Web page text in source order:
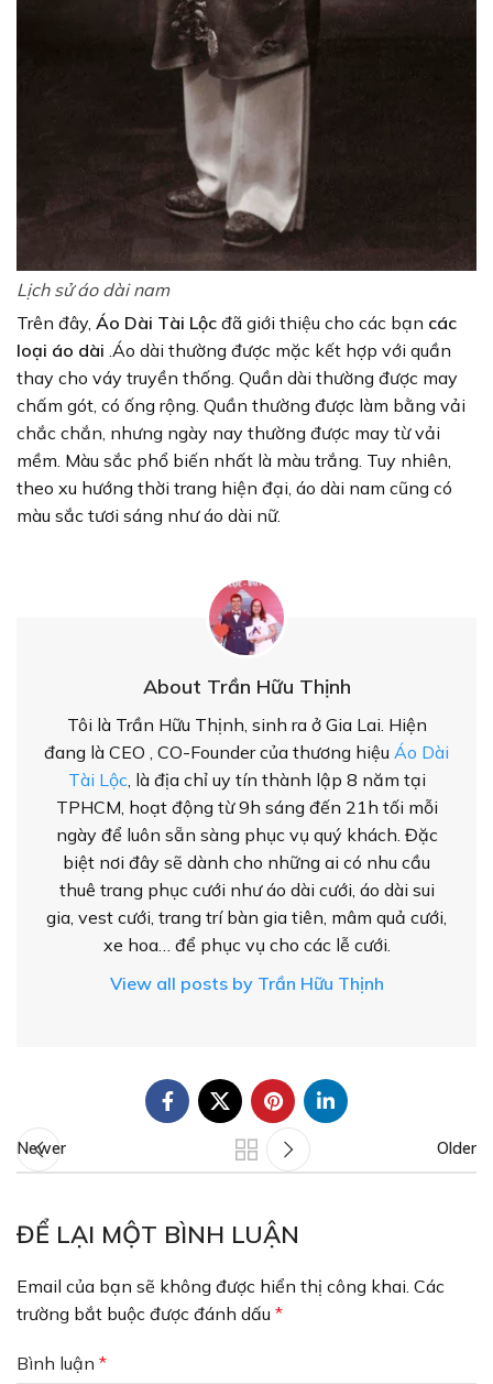
Lịch sử áo dài nam
Trên đây, Áo Dài Tài Lộc đã giới thiệu cho các bạn các
loại áo dài .Áo dài thường được mặc kết hợp với quần
thay cho váy truyền thống. Quần dài thường được may
chấm gót, có ống rộng. Quần thường được làm bằng vải
chắc chắn, nhưng ngày nay thường được may từ vải
mềm. Màu sắc phổ biến nhất là màu trắng. Tuy nhiên,
theo xu hướng thời trang hiện đại, áo dài nam cũng có
màu sắc tươi sáng như áo dài nữ.
About Trần Hữu Thịnh
Tôi là Trần Hữu Thịnh, sinh ra ở Gia Lai. Hiện
đang là CEO , CO-Founder của thương hiệu Áo Dài
Tài Lộc , là địa chỉ uy tín thành lập 8 năm tại
TPHCM, hoạt động từ 9h sáng đến 21h tối mỗi
ngày để luôn sẵn sàng phục vụ quý khách. Đặc
biệt nơi đây sẽ dành cho những ai có nhu cầu
thuê trang phục cưới như áo dài cưới, áo dài sui
gia, vest cưới, trang trí bàn gia tiên, mâm quả cưới,
xe hoa… để phục vụ cho các lễ cưới.
View all posts by Trần Hữu Thịnh
Newer Older
ĐỂ LẠI MỘT BÌNH LUẬN
Email của bạn sẽ không được hiển thị công khai. Các
trường bắt buộc được đánh dấu *
Bình luận *